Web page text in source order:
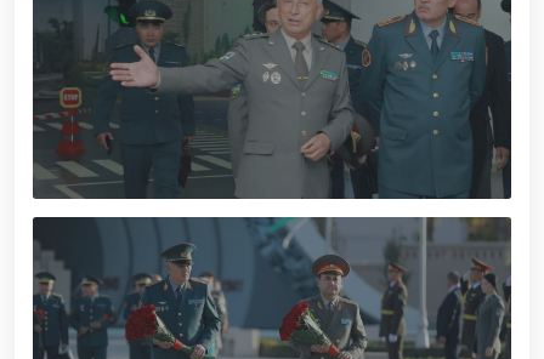
“Navroʻzni ulugʻlash – insonni ulugʻlashdir!” shiori
ostida bayram sayli // Askarlar kasb-hunar
sertifikatlariga ega boʻldi // Qahramonlar xotirasi
yod etildi // Strandja turnirida Milliy gvardiya harbiy
xizmatchisi Navbahor Hamidova oltin medalni qoʻlga
kiritdi. // Iroda Ismoilova «Sodiq xizmatlari uchun»
medali bilan taqdirlandi. // O‘zbekiston Qurolli
Kuchlarida kibersport, dron va robot texnologiyalari
yo‘nalishlari rivojlantiriladi // Andijon viloyatida
Respublika ishchi guruhining yoshlar bilan uchrashuvi
tadbirlari doirasida muddatdi harbiy xizmatchilarga
sertifikatlar topshirildi. // Milliy gvardiya
qo‘mondoni, general-polkovnik B.Tashmatov
poytaxtimizdagi manzilli ishlari davomida yoshlar